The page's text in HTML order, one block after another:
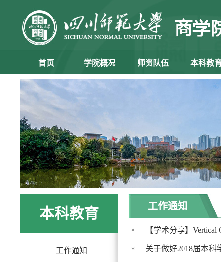
首页 学院概况 师资队伍 本科教
本科教育
工作通知
工作通知
【学术分享】
关于做好2018届本